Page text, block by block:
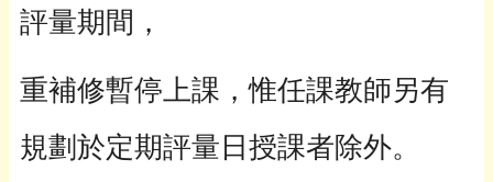
評量期間，
重補修暫停上課，惟任課教師另有
規劃於定期評量日授課者除外。